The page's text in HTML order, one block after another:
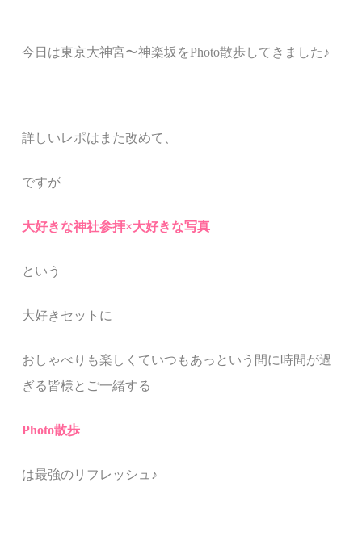
今日は東京大神宮〜神楽坂をPhoto散歩してきました♪
詳しいレポはまた改めて、
ですが
大好きな神社参拝×大好きな写真
という
大好きセットに
おしゃべりも楽しくていつもあっという間に時間が過
ぎる皆様とご一緒する
Photo散歩
は最強のリフレッシュ♪